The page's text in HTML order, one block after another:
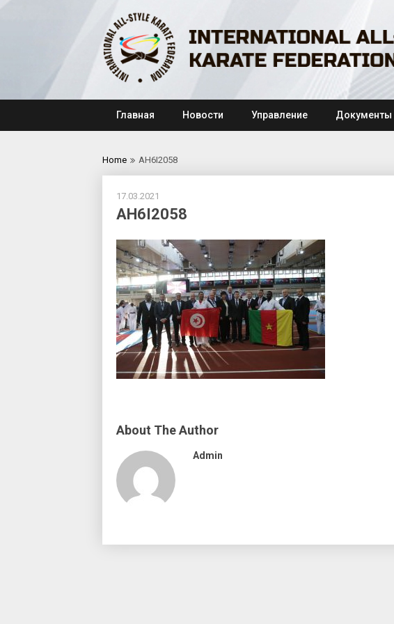
Главная Новости Управление Документы
Home AH6I2058
17.03.2021
AH6I2058
About The Author
Admin